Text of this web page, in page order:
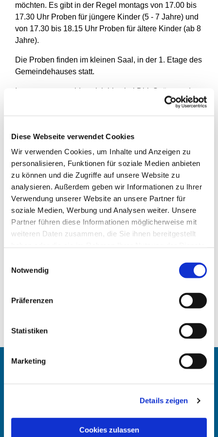
Diese Webseite verwendet Cookies
Wir verwenden Cookies, um Inhalte und Anzeigen zu
personalisieren, Funktionen für soziale Medien anbieten
zu können und die Zugriffe auf unsere Website zu
analysieren. Außerdem geben wir Informationen zu Ihrer
Verwendung unserer Website an unsere Partner für
soziale Medien, Werbung und Analysen weiter. Unsere
Partner führen diese Informationen möglicherweise mit
weiteren Daten zusammen, die Sie ihnen bereitgestellt
Notwendig
Präferenzen
Statistiken
Marketing
Details zeigen
Cookies zulassen
möchten. Es gibt in der Regel montags von 17.00 bis
17.30 Uhr Proben für jüngere Kinder (5 - 7 Jahre) und
von 17.30 bis 18.15 Uhr Proben für ältere Kinder (ab 8
Jahre).
Die Proben finden im kleinen Saal, in der 1. Etage des
Gemeindehauses statt.
Interessenten melden sich bitte bei Dirk Ströter und
können nach Verabredung ganz unverbindlich Proben
besuchen. Mail: dirk.stroeter@t-online.de oder Telefon:
Telefon: +49211-948 27 40